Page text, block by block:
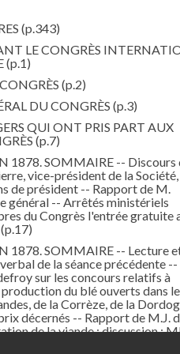
(p.343)
LE CONGRÈS
(p.1)
(p.2)
DU CONGRÈS (p.3)
QUI ONT PRIS PART AUX
(p.7)
1878. SOMMAIRE -- Discours
vice-président de la Société,
de président -- Rapport de M.
général -- Arrêtés ministériels
du Congrès l'entrée gratuite
(p.17)
1878. SOMMAIRE -- Lecture
de la séance précédente --
sur les concours relatifs à
du blé ouverts dans
de la Corrèze, de la
décernés -- Rapport de M.J.
de la viande ; discussion :